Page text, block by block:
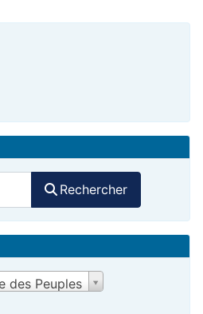
Rechercher
des Peuples